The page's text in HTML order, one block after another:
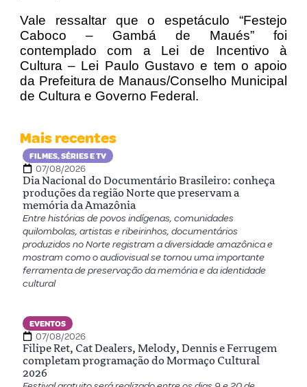
Vale ressaltar que o espetáculo “Festejo
Caboco – Gambá de Maués” foi
contemplado com a Lei de Incentivo à
Cultura – Lei Paulo Gustavo e tem o apoio
da Prefeitura de Manaus/Conselho Municipal
de Cultura e Governo Federal.
Mais recentes
FILMES, SÉRIES E TV
07/08/2026
Dia Nacional do Documentário Brasileiro: conheça
produções da região Norte que preservam a
memória da Amazônia
Entre histórias de povos indígenas, comunidades
quilombolas, artistas e ribeirinhos, documentários
produzidos no Norte registram a diversidade amazônica e
mostram como o audiovisual se tornou uma importante
ferramenta de preservação da memória e da identidade
cultural
EVENTOS
07/08/2026
Filipe Ret, Cat Dealers, Melody, Dennis e Ferrugem
completam programação do Mormaço Cultural
2026